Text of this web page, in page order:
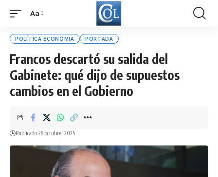
Font
Aa
POLÍTICA ECONOMIA PORTADA
Francos descartó su salida del
Gabinete: qué dijo de supuestos
cambios en el Gobierno
Publicado 28 octubre, 2025